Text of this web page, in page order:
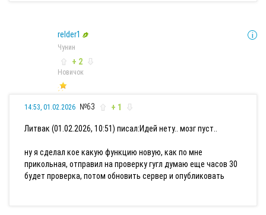
relder1
Чунин
+ 2
Новичок
14:53, 01.02.2026 №63 + 1
Литвак (01.02.2026, 10:51) писал:Идей нету.. мозг пуст..
ну я сделал кое какую функцию новую, как по мне
прикольная, отправил на проверку гугл думаю еще часов 30
будет проверка, потом обновить сервер и опубликовать